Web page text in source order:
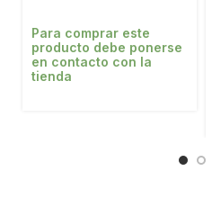
Para comprar este
producto debe ponerse
en contacto con la
tienda